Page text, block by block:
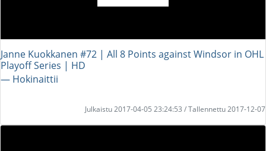
Janne Kuokkanen #72 | All 8 Points against Windsor in OHL
Playoff Series | HD
― Hokinaittii
Julkaistu 2017-04-05 23:24:53 / Tallennettu 2017-12-07